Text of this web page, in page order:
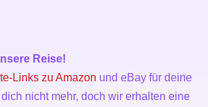
Reise!
Links zu Amazon und eBay für deine
nicht mehr, doch wir erhalten eine